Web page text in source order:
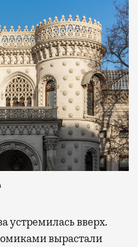
устремилась вверх.
вырастали